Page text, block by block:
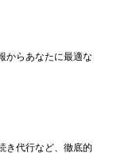
からあなたに最適な
き代行など、徹底的